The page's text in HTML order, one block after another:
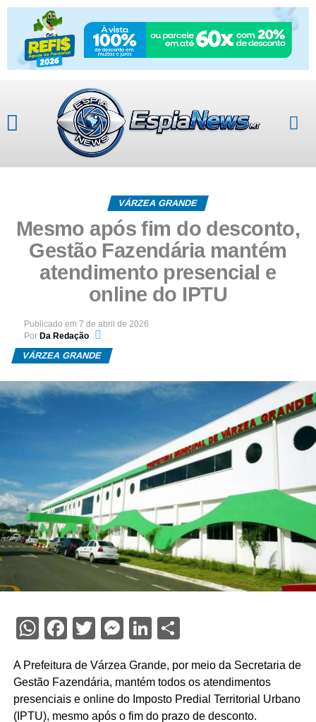
VÁRZEA GRANDE
Mesmo após fim do desconto,
Gestão Fazendária mantém
atendimento presencial e
online do IPTU
Publicado em 7 de abril de 2026
Por Da Redação
VÁRZEA GRANDE
WhatsApp
Facebook
TwitterMessenger
LinkedIn
A Prefeitura de Várzea Grande, por meio da Secretaria de
Gestão Fazendária, mantém todos os atendimentos
presenciais e online do Imposto Predial Territorial Urbano
(IPTU), mesmo após o fim do prazo de desconto.